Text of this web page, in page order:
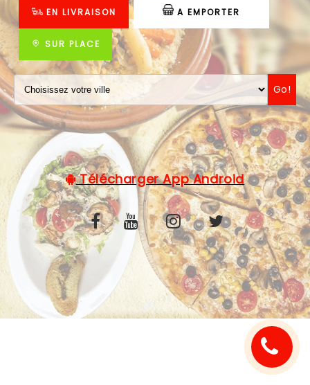
NOTRE RESTAURANT
VOS AVIS
MENTIONS LÉGALES
EN LIVRAISON A EMPORTER
SUR PLACE
Go!
Télécharger App Android